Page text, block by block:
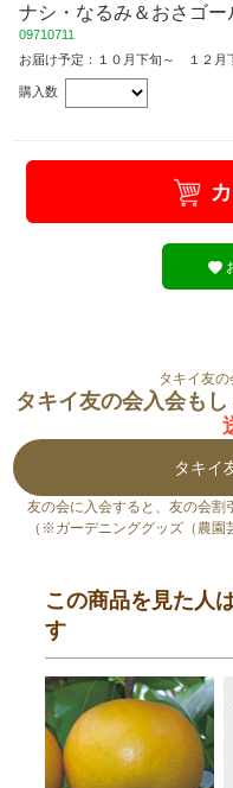
ナシ・なるみ＆おさゴ
09710711
お届け予定：１０月下旬～ １２月
購入数
タキイ友
タキイ友の会入会も
タキイ
友の会に入会すると、友の会割
（※ガーデニンググッズ（農園
この商品を見た人
す